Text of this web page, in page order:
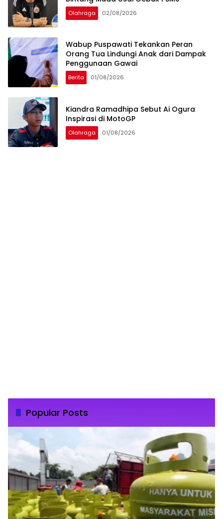
Olahraga 02/08/2026
Wabup Puspawati Tekankan Peran
Orang Tua Lindungi Anak dari Dampak
Penggunaan Gawai
Berita 01/08/2026
Kiandra Ramadhipa Sebut Ai Ogura
Inspirasi di MotoGP
Olahraga 01/08/2026
Popular Posts